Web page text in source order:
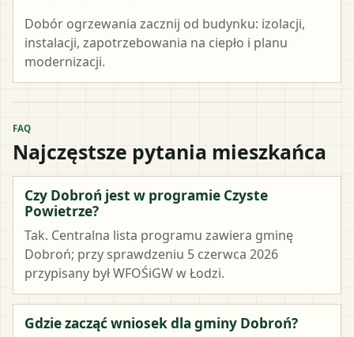
Dobór ogrzewania zacznij od budynku: izolacji,
instalacji, zapotrzebowania na ciepło i planu
modernizacji.
FAQ
Najczęstsze pytania mieszkańca
Czy Dobroń jest w programie Czyste
Powietrze?
Tak. Centralna lista programu zawiera gminę
Dobroń; przy sprawdzeniu 5 czerwca 2026
przypisany był WFOŚiGW w Łodzi.
Gdzie zacząć wniosek dla gminy Dobroń?